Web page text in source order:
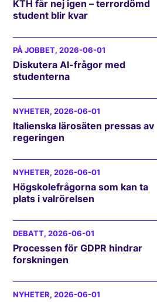
KTH får nej igen – terrordömd
student blir kvar
PÅ JOBBET, 2026-06-01
Diskutera AI-frågor med
studenterna
NYHETER, 2026-06-01
Italienska lärosäten pressas av
regeringen
NYHETER, 2026-06-01
Högskolefrågorna som kan ta
plats i valrörelsen
DEBATT, 2026-06-01
Processen för GDPR hindrar
forskningen
NYHETER, 2026-06-01